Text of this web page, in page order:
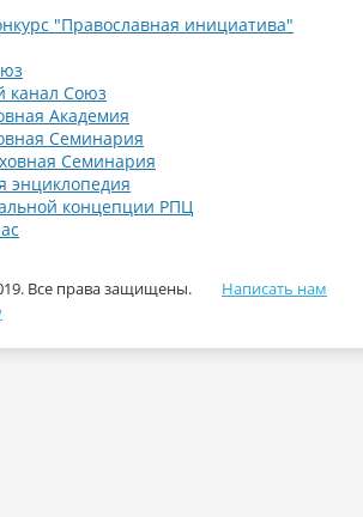
"Православная инициатива"
канал Союз
Академия
Семинария
Семинария
энциклопедия
концепции РПЦ
Все права защищены.
Написать нам